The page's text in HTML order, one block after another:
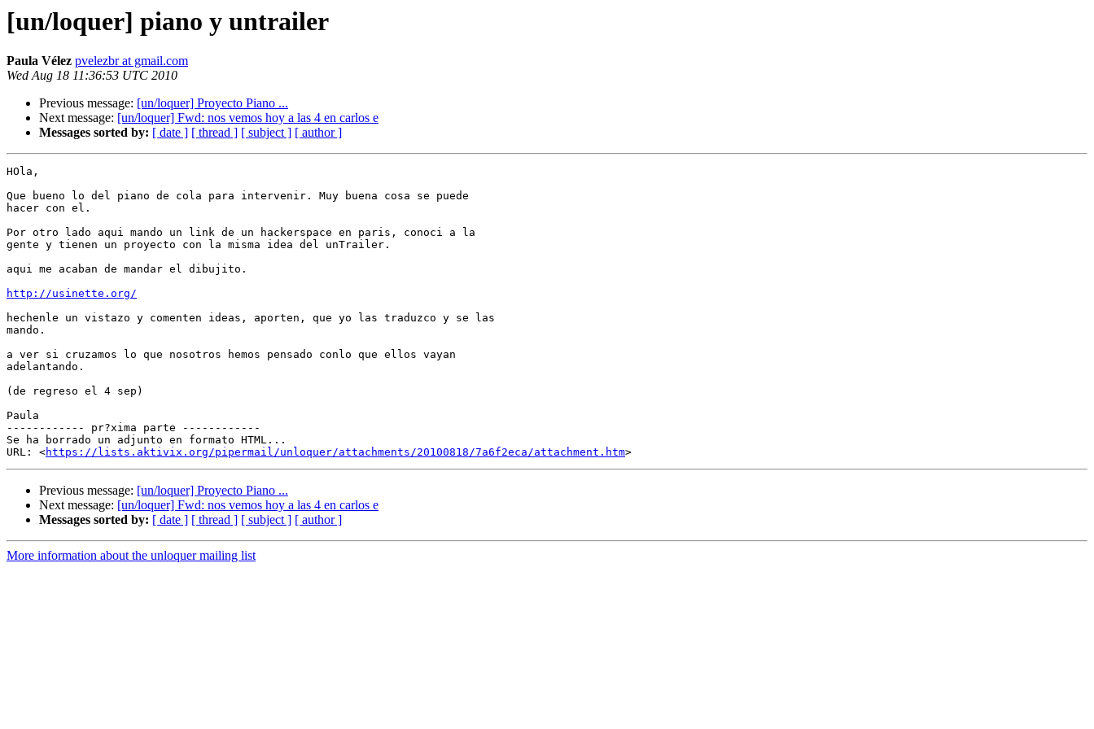
[un/loquer] piano y untrailer
Paula Vélez pvelezbr at gmail.com
Wed Aug 18 11:36:53 UTC 2010
Previous message: [un/loquer] Proyecto Piano ...
Next message: [un/loquer] Fwd: nos vemos hoy a las 4 en carlos e
Messages sorted by: [ date ] [ thread ] [ subject ] [ author ]
HOla,
Que bueno lo del piano de cola para intervenir. Muy buena cosa se puede
hacer con el.
Por otro lado aqui mando un link de un hackerspace en paris, conoci a la
gente y tienen un proyecto con la misma idea del unTrailer.
aqui me acaban de mandar el dibujito.
http://usinette.org/
hechenle un vistazo y comenten ideas, aporten, que yo las traduzco y se las
mando.
a ver si cruzamos lo que nosotros hemos pensado conlo que ellos vayan
adelantando.
(de regreso el 4 sep)
Paula
------------ pr?xima parte ------------
Se ha borrado un adjunto en formato HTML...
URL: <https://lists.aktivix.org/pipermail/unloquer/attachments/20100818/7a6f2eca/attachment.htm
Previous message: [un/loquer] Proyecto Piano ...
Next message: [un/loquer] Fwd: nos vemos hoy a las 4 en carlos e
Messages sorted by: [ date ] [ thread ] [ subject ] [ author ]
More information about the unloquer mailing list